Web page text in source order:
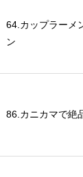
64.カップラーメ
ン
86.カニカマで絶